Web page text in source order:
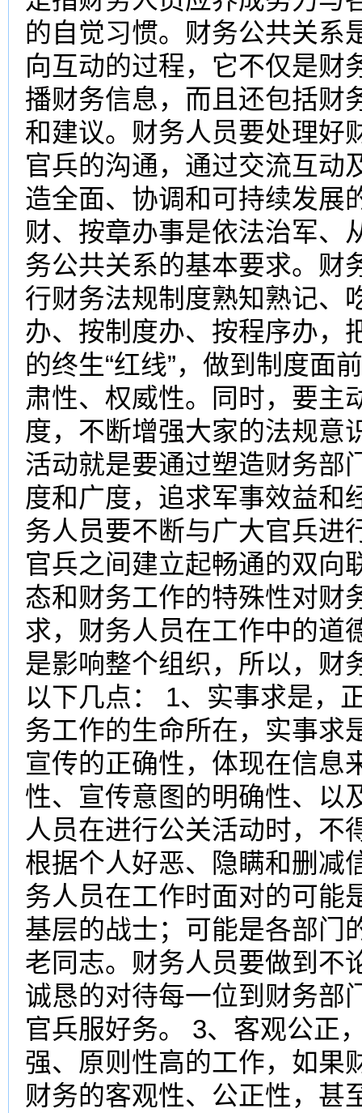
的自觉习惯。财务公共关系
向互动的过程，它不仅是财
播财务信息，而且还包括财
和建议。财务人员要处理好
官兵的沟通，通过交流互动
造全面、协调和可持续发展
财、按章办事是依法治军、
务公共关系的基本要求。财
行财务法规制度熟知熟记、
办、按制度办、按程序办，
的终生“红线”，做到制度面
肃性、权威性。同时，要主
度，不断增强大家的法规意
活动就是要通过塑造财务部
度和广度，追求军事效益和
务人员要不断与广大官兵进
官兵之间建立起畅通的双向
态和财务工作的特殊性对财
求，财务人员在工作中的道
是影响整个组织，所以，财
以下几点： 1、实事求是，
务工作的生命所在，实事求
宣传的正确性，体现在信息
性、宣传意图的明确性、以
人员在进行公关活动时，不
根据个人好恶、隐瞒和删减
务人员在工作时面对的可能
基层的战士；可能是各部门
老同志。财务人员要做到不
诚恳的对待每一位到财务部
官兵服好务。 3、客观公正
强、原则性高的工作，如果
财务的客观性、公正性，甚